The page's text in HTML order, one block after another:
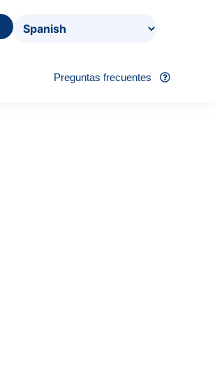
Preguntas frecuentes